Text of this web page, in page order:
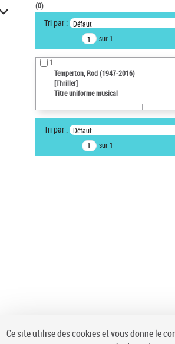
VOTRE RECHERCHE
Recherche avancée dans les
notices d’autorité
Œuvres liées à l'auteur :
Temperton, Rod (1947-2016)
Auteur d’œuvre
Statut de la notice d’autorité
Notice élémentaire
Type de notice d'autorité
(0)
Tri par : Défaut
sur 1
1
Temperton, Rod (1947-2016)
[Thriller]
Titre uniforme musical
Tri par : Défaut
sur 1
Ce site utilise des cookies et vous donne le